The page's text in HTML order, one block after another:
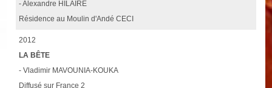
- Alexandre HILAIRE
Résidence au Moulin d'Andé CECI
2012
LA BÊTE
- Vladimir MAVOUNIA-KOUKA
Diffusé sur France 2